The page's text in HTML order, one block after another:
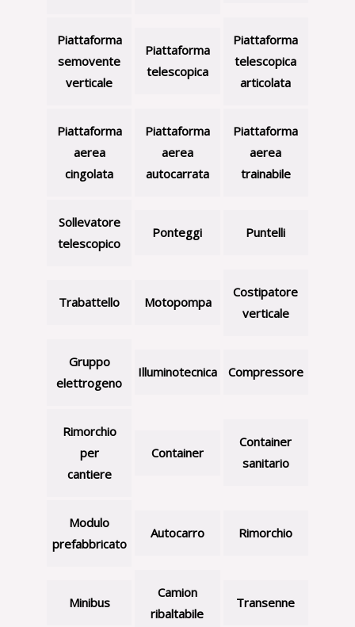
Piattaforma
semovente
verticale
Piattaforma
telescopica
Piattaforma
telescopica
articolata
Piattaforma
aerea
cingolata
Piattaforma
aerea
autocarrata
Piattaforma
aerea
trainabile
Sollevatore
telescopico
Ponteggi Puntelli
Trabattello Motopompa
Costipatore
verticale
Gruppo
elettrogeno
Illuminotecnica Compressore
Rimorchio
per
cantiere
Container
Container
sanitario
Modulo
prefabbricato
Autocarro Rimorchio
Minibus
Camion
ribaltabile
Transenne